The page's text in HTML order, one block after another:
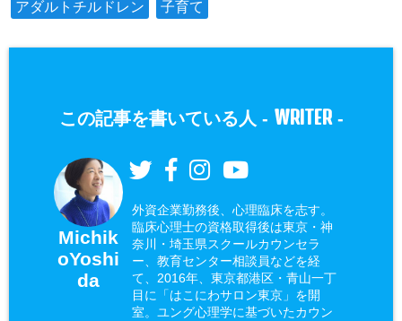
アダルトチルドレン 子育て
この記事を書いている人 - WRITER-
Michik
oYoshi
da
外資企業勤務後、心理臨床を志す。
臨床心理士の資格取得後は東京・神
奈川・埼玉県スクールカウンセラ
ー、教育センター相談員などを経
て、2016年、東京都港区・青山一丁
目に「はこにわサロン東京」を開
室。ユング心理学に基づいたカウン